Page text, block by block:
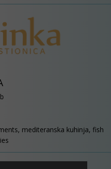
mediteranska kuhinja, fish